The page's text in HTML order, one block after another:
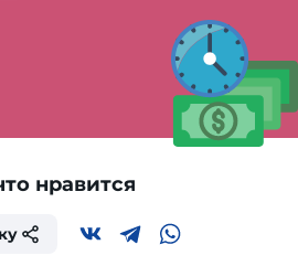
нравится